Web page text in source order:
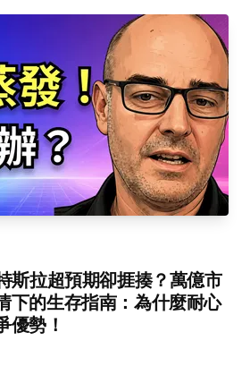
斯拉超預期卻捱揍？萬億市
下的生存指南：為什麼耐心
優勢！